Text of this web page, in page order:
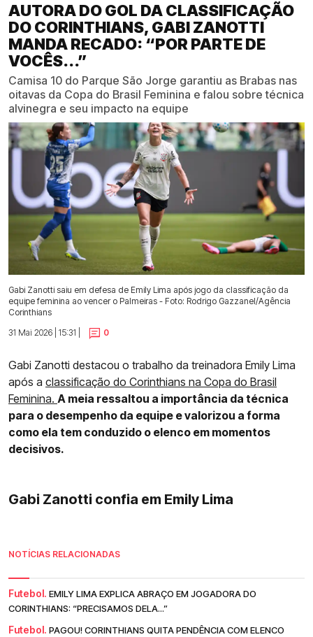
AUTORA DO GOL DA CLASSIFICAÇÃO
DO CORINTHIANS, GABI ZANOTTI
MANDA RECADO: “POR PARTE DE
VOCÊS...”
Camisa 10 do Parque São Jorge garantiu as Brabas nas
oitavas da Copa do Brasil Feminina e falou sobre técnica
alvinegra e seu impacto na equipe
Gabi Zanotti saiu em defesa de Emily Lima após jogo da classificação da
equipe feminina ao vencer o Palmeiras - Foto: Rodrigo Gazzanel/Agência
Corinthians
31 Mai 2026 | 15:31 |
0
Gabi Zanotti destacou o trabalho da treinadora Emily Lima
após a classificação do Corinthians na Copa do Brasil
Feminina. A meia ressaltou a importância da técnica
para o desempenho da equipe e valorizou a forma
como ela tem conduzido o elenco em momentos
decisivos.
Gabi Zanotti confia em Emily Lima
NOTÍCIAS RELACIONADAS
Futebol. EMILY LIMA EXPLICA ABRAÇO EM JOGADORA DO
CORINTHIANS: “PRECISAMOS DELA...”
Futebol. PAGOU! CORINTHIANS QUITA PENDÊNCIA COM ELENCO